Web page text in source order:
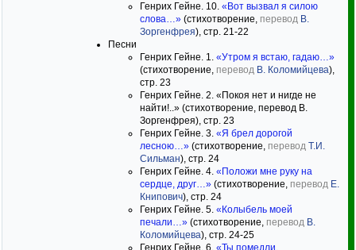
Генрих Гейне. 10. «Вот вызвал я силою
слова…» (стихотворение, перевод В.
Зоргенфрея), стр. 21-22
Песни
Генрих Гейне. 1. «Утром я встаю, гадаю…»
(стихотворение, перевод В. Коломийцева),
стр. 23
Генрих Гейне. 2. «Покоя нет и нигде не
найти!..» (стихотворение, перевод В.
Зоргенфрея), стр. 23
Генрих Гейне. 3. «Я брел дорогой
лесною…» (стихотворение, перевод Т.И.
Сильман), стр. 24
Генрих Гейне. 4. «Положи мне руку на
сердце, друг…» (стихотворение, перевод Е.
Книпович), стр. 24
Генрих Гейне. 5. «Колыбель моей
печали…» (стихотворение, перевод В.
Коломийцева), стр. 24-25
Генрих Гейне. 6. «Ты помедли,